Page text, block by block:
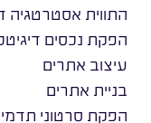
התווית אסטרטגיה
הפקת נכסים
עיצוב אתרים
בניית אתרים
הפקת סרטוני